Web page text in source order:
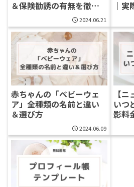
＆保険勧誘の有無を徹底
2024.06.21
｜
金
間
赤ちゃんの「ベビーウェ
ア」全種類の名前と違い
＆選び方
2024.06.09
【
いつ
影料